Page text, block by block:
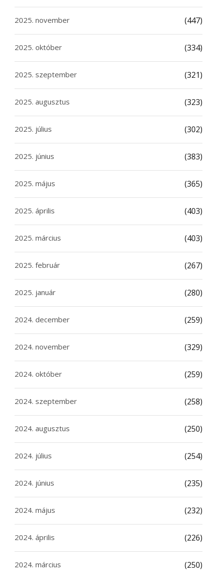
2025. november (447)
2025. október (334)
2025. szeptember (321)
2025. augusztus (323)
2025. július (302)
2025. június (383)
2025. május (365)
2025. április (403)
2025. március (403)
2025. február (267)
2025. január (280)
2024. december (259)
2024. november (329)
2024. október (259)
2024. szeptember (258)
2024. augusztus (250)
2024. július (254)
2024. június (235)
2024. május (232)
2024. április (226)
2024. március (250)